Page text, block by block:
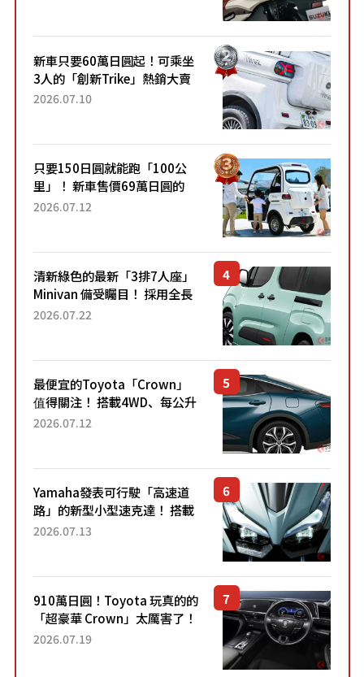
新車只要60萬日圓起！可乘坐
3人的「創新Trike」熱銷大賣
成為人氣車款！「養車成本真
2026.07.10
只要150日圓就能跑「100公
里」！ 新車售價69萬日圓的
「3人座」Trike大受歡迎！ 順
2026.07.12
清新綠色的最新「3排7人座」
Minivan 備受矚目！ 採用全長
4.7公尺剛剛好的車身尺寸與
2026.07.22
最便宜的Toyota「Crown」
值得關注！ 搭載4WD、每公升
22.4公里低油耗表現超亮眼！
2026.07.12
Yamaha發表可行駛「高速道
路」的新型小型速克達！ 搭載
能享受超強勁「渦輪感」的動
2026.07.13
910萬日圓！Toyota 玩真的的
「超豪華 Crown」太厲害了！
採用由「匠人技藝」打造的
2026.07.19